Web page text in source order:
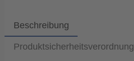
Beschreibung
Produktsicherheitsverordnung